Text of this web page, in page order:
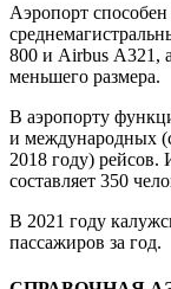
Аэропорт
800 и Airbus А321,
меньшего размера.
В аэропорту
и международных
2018 году) рейсов.
составляет 350
В 2021 году
пассажиров за год.